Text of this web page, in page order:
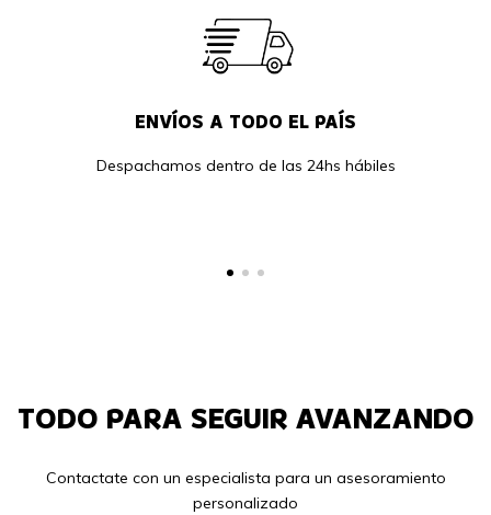
ENVÍOS A TODO EL PAÍS
Despachamos dentro de las 24hs hábiles
TODO PARA SEGUIR AVANZANDO
Contactate con un especialista para un asesoramiento
personalizado